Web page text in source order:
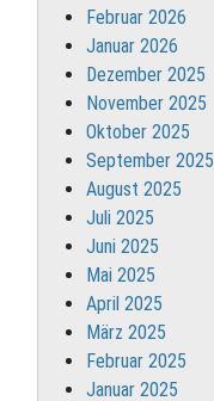
Februar 2026
Januar 2026
Dezember 2025
November 2025
Oktober 2025
September 2025
August 2025
Juli 2025
Juni 2025
Mai 2025
April 2025
März 2025
Februar 2025
Januar 2025